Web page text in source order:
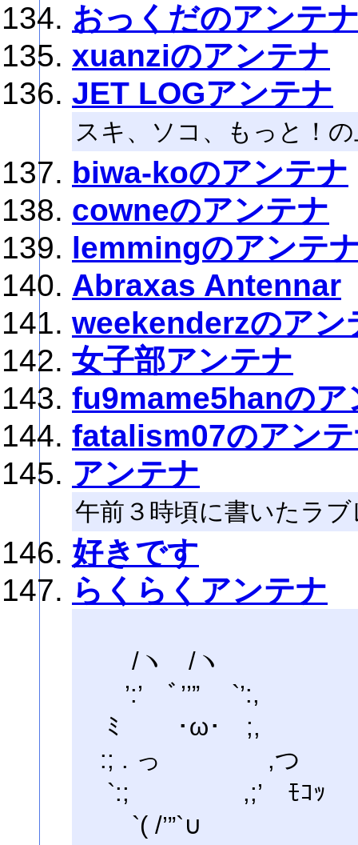
おっくだのアンテ
xuanziのアンテナ
JET LOGアンテナ
スキ、ソコ、もっと！
biwa-koのアンテナ
cowneのアンテナ
lemmingのアンテ
Abraxas Antennar
weekenderzのアン
女子部アンテナ
fu9mame5hanのア
fatalism07のアン
アンテナ
午前３時頃に書いたラ
好きです
らくらくアンテナ
/ヽ /ヽ
’:’ ﾞ’’” `’:,
ﾐ ･ω･ ;,
:; . っ ,つ
`:; ,;’ ﾓｺｯ
`( /’”`∪